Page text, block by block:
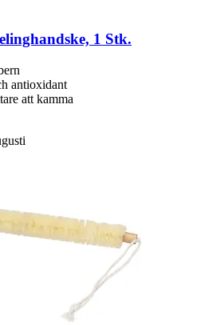
1 Stk.
antioxidant
att kamma